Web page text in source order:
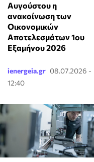
Αυγούστου η
ανακοίνωση των
Οικονομικών
Αποτελεσμάτων 1ου
Εξαμήνου 2026
ienergeia.gr 08.07.2026 -
12:40